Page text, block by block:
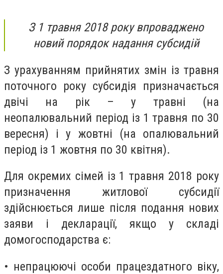
З 1 травня 2018 року впроваджено
новий порядок надання субсидій
З урахуванням прийнятих змін із травня
поточного року субсидія призначається
двічі на рік – у травні (на
неопалювальний період із 1 травня по 30
вересня) і у жовтні (на опалювальний
період із 1 жовтня по 30 квітня).
Для окремих сімей із 1 травня 2018 року
призначення житлової субсидії
здійснюється лише після подання нових
заяви і декларації, якщо у складі
домогосподарства є:
• непрацюючі особи працездатного віку,